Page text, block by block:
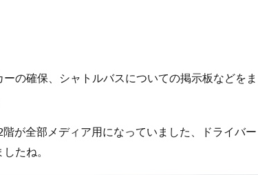
の確保、シャトルバスについての掲示板などをま
が全部メディア用になっていました、ドライバー
たね。